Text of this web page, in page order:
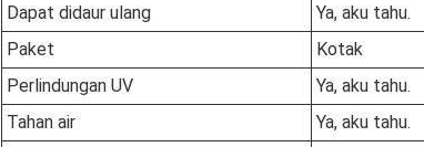
Dapat didaur ulang
Ya, aku tahu.
Paket
Kotak
Perlindungan UV
Ya, aku tahu.
Tahan air
Ya, aku tahu.